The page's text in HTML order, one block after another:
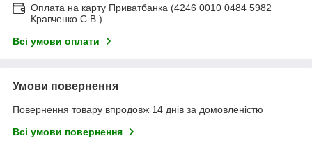
Оплата на карту Приватбанка (4246 0010 0484 5982
Кравченко С.В.)
Всі умови оплати
Умови повернення
Повернення товару впродовж 14 днів за домовленістю
Всі умови повернення